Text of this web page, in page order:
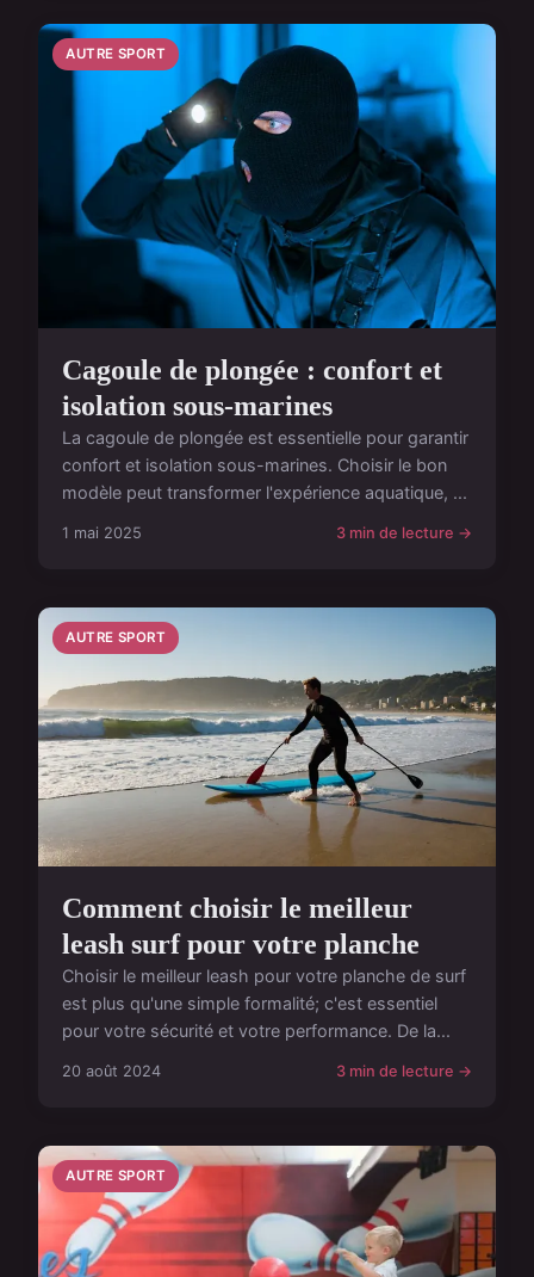
AUTRE SPORT
Cagoule de plongée : confort et
isolation sous-marines
La cagoule de plongée est essentielle pour garantir
confort et isolation sous-marines. Choisir le bon
modèle peut transformer l'expérience aquatique, ...
1 mai 2025 3 min de lecture →
AUTRE SPORT
Comment choisir le meilleur
leash surf pour votre planche
Choisir le meilleur leash pour votre planche de surf
est plus qu'une simple formalité; c'est essentiel
pour votre sécurité et votre performance. De la...
20 août 2024 3 min de lecture →
AUTRE SPORT